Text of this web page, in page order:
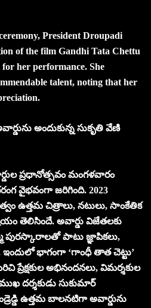
President Droupadi
of the film Gandhi Tata Chettu
her performance. She
talent, noting that her
అందుకున్న సుకృతి వేణి
ప్రధానోత్సవం మంగళవారం
వైభవంగా జరిగింది. 2023
ఉత్తమ చిత్రాలు, నటులు, సాంకేతిక
తెలిసిందే. అవార్డు విజేతలకు
పురస్కారాలతో పాటు జ్ఞాపికలు,
ఇందులో భాగంగా ‘గాంధీ తాత చెట్టు’
ప్రేక్షకుల అభినందనలు, విమర్శకుల
దర్శకుడు సుకుమార్‌
ఉత్తమ బాలనటిగా అవార్డును